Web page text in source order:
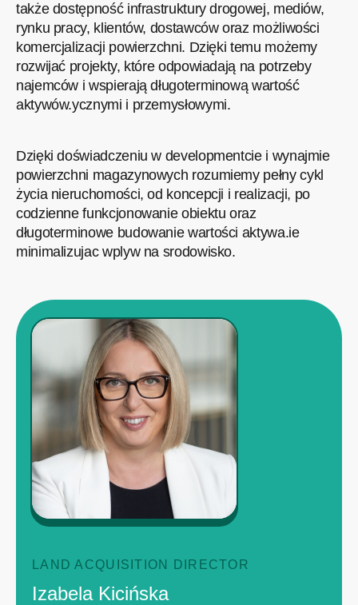
także dostępność infrastruktury drogowej, mediów,
rynku pracy, klientów, dostawców oraz możliwości
komercjalizacji powierzchni. Dzięki temu możemy
rozwijać projekty, które odpowiadają na potrzeby
najemców i wspierają długoterminową wartość
aktywów.ycznymi i przemysłowymi.
Dzięki doświadczeniu w developmentcie i wynajmie
powierzchni magazynowych rozumiemy pełny cykl
życia nieruchomości, od koncepcji i realizacji, po
codzienne funkcjonowanie obiektu oraz
długoterminowe budowanie wartości aktywa.ie
minimalizujac wplyw na srodowisko.
LAND ACQUISITION DIRECTOR
Izabela Kicińska